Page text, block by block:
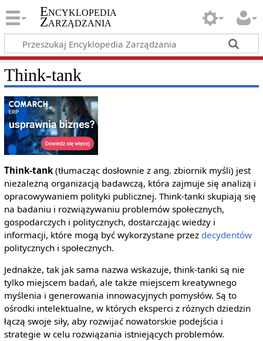
Encyklopedia
Zarządzania
Think-tank
Think-tank(tłumacząc dosłownie z ang. zbiornik myśli) jest
niezależną organizacją badawczą, która zajmuje się analizą i
opracowywaniem polityki publicznej. Think-tanki skupiają się
na badaniu i rozwiązywaniu problemów społecznych,
gospodarczych i politycznych, dostarczając wiedzy i
informacji, które mogą być wykorzystane przez decydentów
politycznych i społecznych.
Jednakże, tak jak sama nazwa wskazuje, think-tanki są nie
tylko miejscem badań, ale także miejscem kreatywnego
myślenia i generowania innowacyjnych pomysłów. Są to
ośrodki intelektualne, w których eksperci z różnych dziedzin
łączą swoje siły, aby rozwijać nowatorskie podejścia i
strategie w celu rozwiązania istniejących problemów.